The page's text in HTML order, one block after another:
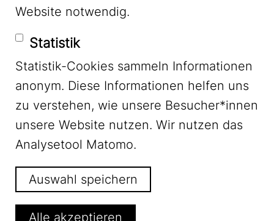
Footer Menu Impressum
Datenschutz
Website notwendig.
Statistik
Statistik-Cookies sammeln Informationen
anonym. Diese Informationen helfen uns
zu verstehen, wie unsere Besucher*innen
unsere Website nutzen. Wir nutzen das
Analysetool Matomo.
Auswahl speichern
Alle akzeptieren